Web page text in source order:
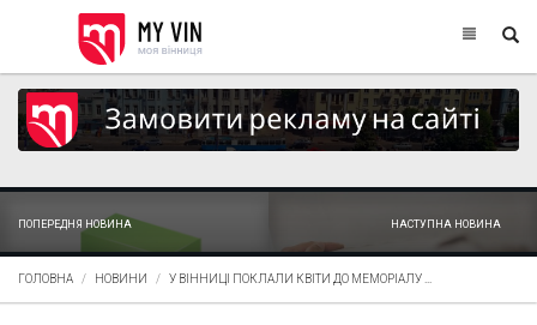
ПОПЕРЕДНЯ НОВИНА НАСТУПНА НОВИНА
ГОЛОВНА НОВИНИ У ВІННИЦІ ПОКЛАЛИ КВІТИ ДО МЕМОРІАЛУ ...